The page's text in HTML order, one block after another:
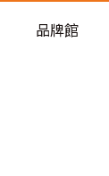
品牌館